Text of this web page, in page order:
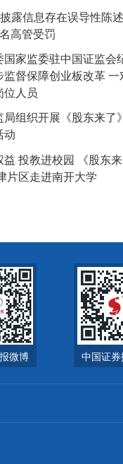
披露信息存在误导性陈
高管受罚
国家监委驻中国证监会
监督保障创业板改革 一
位人员
局组织开展《股东来了
动
投教进校园 《股东来
片区走进南开大学
微博 中国证券